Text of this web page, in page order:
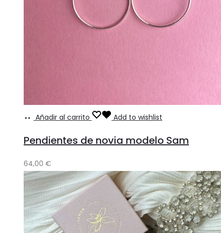
Añadir al carrito Add to wishlist
Pendientes de novia modelo Sam
64,00 €